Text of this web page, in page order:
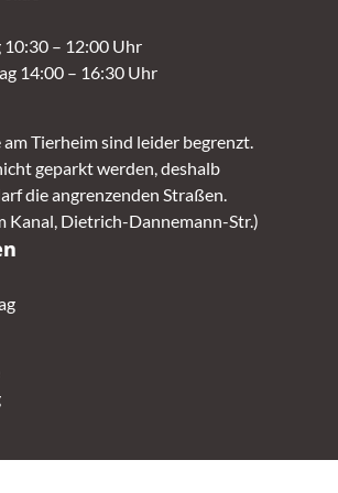
– 12:00 Uhr
14:00 – 16:30 Uhr
Tierheim sind leider begrenzt.
geparkt werden, deshalb
die angrenzenden Straßen.
Kanal, Dietrich-Dannemann-Str.)
/ Tierrettershop